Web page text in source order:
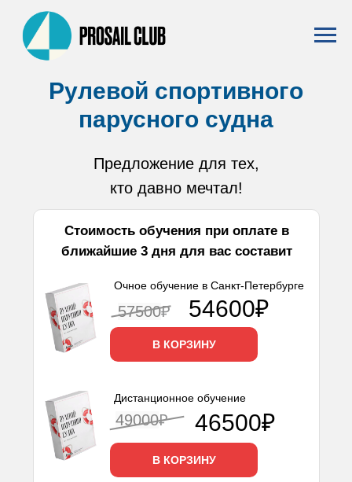
Рулевой спортивного
парусного судна
Предложение для тех,
кто давно мечтал!
Стоимость обучения при оплате в
ближайшие 3 дня для вас составит
В КОРЗИНУ
В КОРЗИНУ
57500₽
49000₽
54600₽
46500₽
Очное обучение в Санкт-Петербурге
Дистанционное обучение